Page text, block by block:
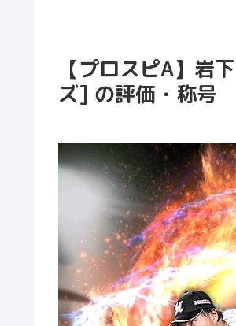
【プロスピA】岩
ズ] の評価・称号